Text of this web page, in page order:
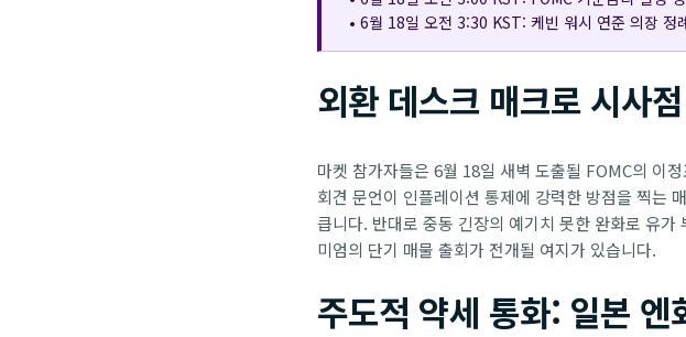
• 6월 18일 오전 3:30 KST: 케빈 워시 연준 의장 정
외환 데스크 매크로 시사점
마켓 참가자들은 6월 18일 새벽 도출될 FOMC의 이
회견 문언이 인플레이션 통제에 강력한 방점을 찍는
큽니다. 반대로 중동 긴장의 예기치 못한 완화로 유
미엄의 단기 매물 출회가 전개될 여지가 있습니다.
주도적 약세 통화: 일본 엔